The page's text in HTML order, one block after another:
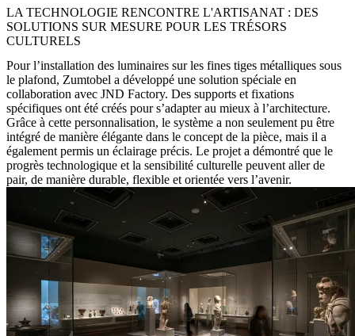
LA TECHNOLOGIE RENCONTRE L'ARTISANAT : DES
SOLUTIONS SUR MESURE POUR LES TRÉSORS
CULTURELS
Pour l’installation des luminaires sur les fines tiges métalliques sous
le plafond, Zumtobel a développé une solution spéciale en
collaboration avec JND Factory. Des supports et fixations
spécifiques ont été créés pour s’adapter au mieux à l’architecture.
Grâce à cette personnalisation, le système a non seulement pu être
intégré de manière élégante dans le concept de la pièce, mais il a
également permis un éclairage précis. Le projet a démontré que le
progrès technologique et la sensibilité culturelle peuvent aller de
pair, de manière durable, flexible et orientée vers l’avenir.